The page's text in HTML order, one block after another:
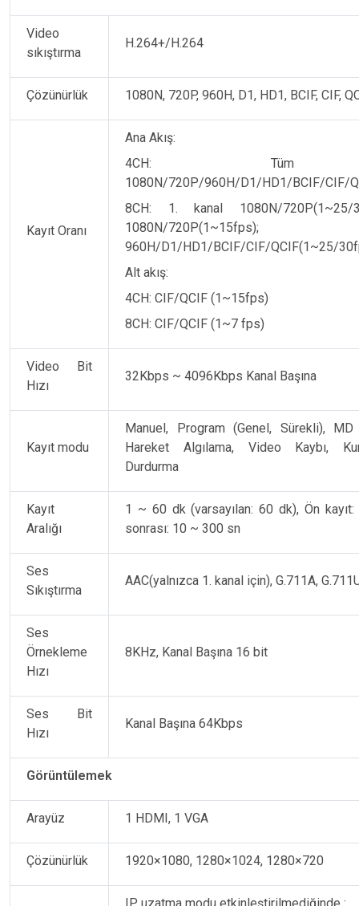
Video
sıkıştırma
H.264+/H.264
Çözünürlük 1080N, 720P, 960H, D1, HD1, BCIF, CIF,
Kayıt Oranı
Ana Akış:
4CH: Tüm
1080N/720P/960H/D1/HD1/BCIF/CIF/
8CH: 1. kanal 1080N/720P(1~25/
1080N/720P(1~15fps);
960H/D1/HD1/BCIF/CIF/QCIF(1~25/
Alt akış:
4CH: CIF/QCIF (1~15fps)
8CH: CIF/QCIF (1~7 fps)
Video Bit
Hızı
32Kbps ~ 4096Kbps Kanal Başına
Kayıt modu
Manuel, Program (Genel, Sürekli), MD
Hareket Algılama, Video Kaybı,
Durdurma
Kayıt
Aralığı
1 ~ 60 dk (varsayılan: 60 dk), Ön
sonrası: 10 ~ 300 sn
Ses
Sıkıştırma
AAC(yalnızca 1. kanal için), G.711A,
Ses
Örnekleme
Hızı
8KHz, Kanal Başına 16 bit
Ses Bit
Hızı
Kanal Başına 64Kbps
Görüntülemek
Arayüz 1 HDMI, 1 VGA
Çözünürlük 1920×1080, 1280×1024, 1280×720